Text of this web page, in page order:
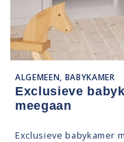
ALGEMEEN, BABYKAMER
Exclusieve
meegaan
Exclusieve babykamer